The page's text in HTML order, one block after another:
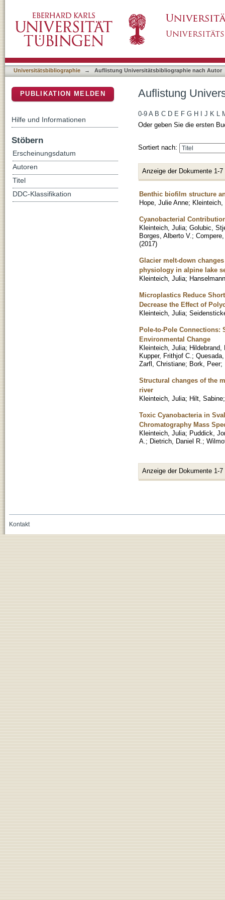
Universitätsbibliographie → Auflistung Universitätsbibliographie nach Autor
Auflistung
0-9 A B C D E F G H J K L
Oder geben Sie die ersten
Sortiert nach:
Anzeige der Dokumente 1-7
Benthic biofilm structure
Hope, Julie Anne; Kleinteich,
Cyanobacterial
Kleinteich, Julia; Golubic,
Borges, Alberto V. ;
(2017)
Glacier melt-down
physiology in alpine lake
Kleinteich, Julia;
Microplastics Reduce
Decrease the Effect of
Kleinteich, Julia;
Pole-to-Pole Connections:
Environmental Change
Kleinteich, Julia; Hildebrand,
Kupper, Frithjof C. ;
Zarfl, Christiane; Bork, Peer;
Structural changes of the
river
Kleinteich, Julia; Hilt, Sabine
Toxic Cyanobacteria in
Chromatography Mass
Kleinteich, Julia; Puddick,
A. ; Dietrich, Daniel R. ;
Anzeige der Dokumente 1-7
PUBLIKATION MELDEN
Hilfe und Informationen
Stöbern
Erscheinungsdatum
Autoren
Titel
DDC-Klassifikation
Kontakt